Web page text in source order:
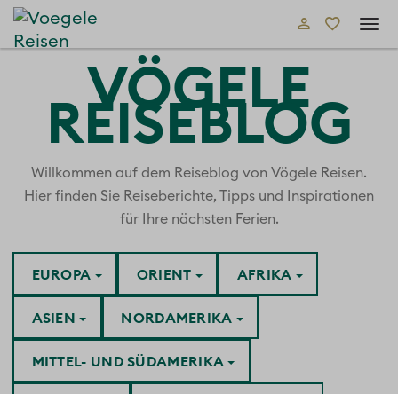
VÖGELE
REISEBLOG
Willkommen auf dem Reiseblog von Vögele Reisen.
Hier finden Sie Reiseberichte, Tipps und Inspirationen
für Ihre nächsten Ferien.
AFRIKA
ASIEN
EUROPA
MITTEL- UND SÜDAMERIKA
NORDAMERIKA
ORIENT